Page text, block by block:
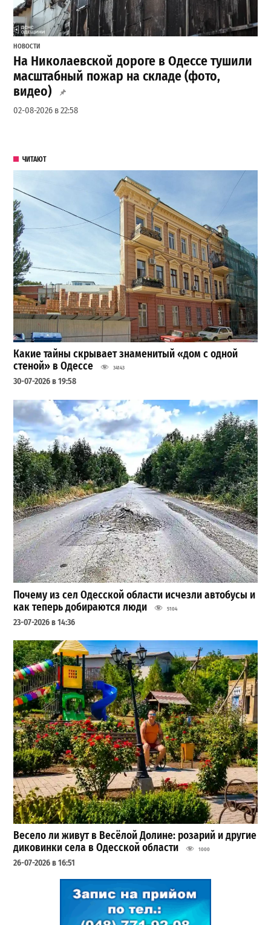
НОВОСТИ
На Николаевской дороге в Одессе тушили
масштабный пожар на складе (фото,
видео)
02-08-2026 в 22:58
ЧИТАЮТ
Какие тайны скрывает знаменитый «дом с одной
стеной» в Одессе
34143
30-07-2026 в 19:58
Почему из сел Одесской области исчезли автобусы и
как теперь добираются люди
5104
23-07-2026 в 14:36
Весело ли живут в Весёлой Долине: розарий и другие
диковинки села в Одесской области
1000
26-07-2026 в 16:51